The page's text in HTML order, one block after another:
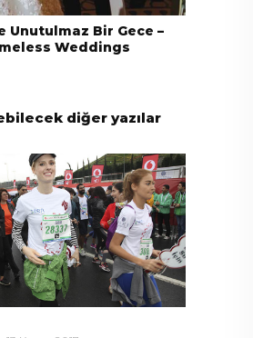
Unutulmaz Bir Gece –
Weddings
diğer yazılar